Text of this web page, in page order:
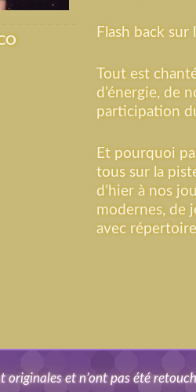
Flash back
Tout est
d’énergie, de
participation
Et pourquoi
tous sur la
d’hier à nos
modernes, de
avec
originales et n’ont pas été